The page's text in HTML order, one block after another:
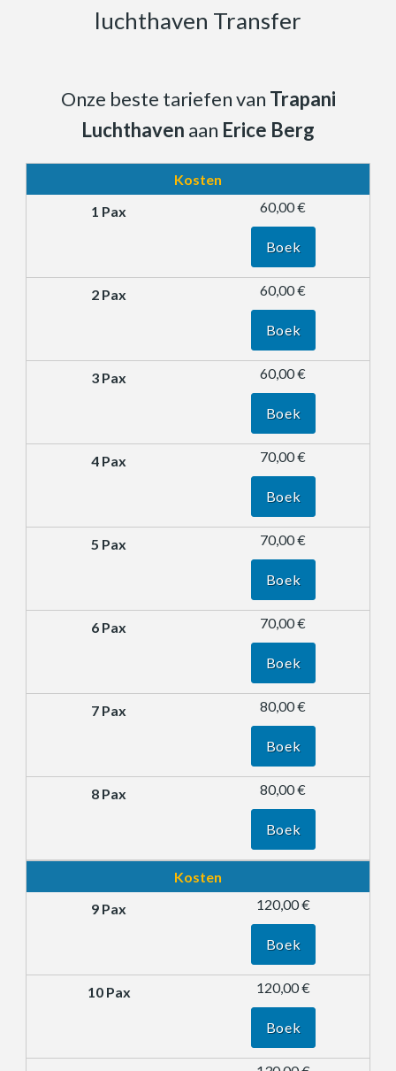
luchthaven Transfer
Onze beste tariefen van Trapani
Luchthaven aan Erice Berg
Kosten
60,00 €
Boek
60,00 €
Boek
60,00 €
Boek
70,00 €
Boek
70,00 €
Boek
70,00 €
Boek
80,00 €
Boek
80,00 €
Boek
Kosten
120,00 €
Boek
120,00 €
Boek